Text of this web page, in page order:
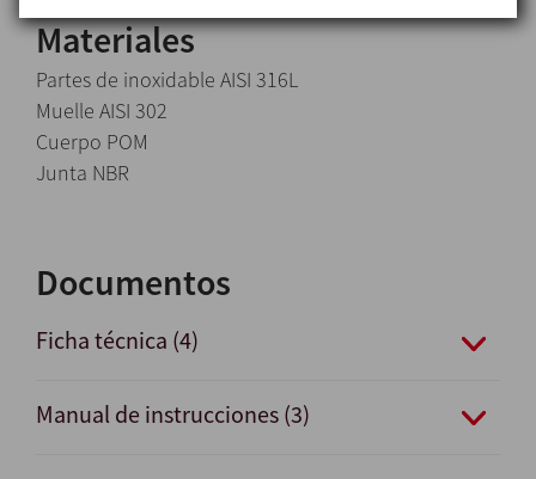
Materiales
Partes de inoxidable AISI 316L
Muelle AISI 302
Cuerpo POM
Junta NBR
Documentos
Ficha técnica (4)
Manual de instrucciones (3)